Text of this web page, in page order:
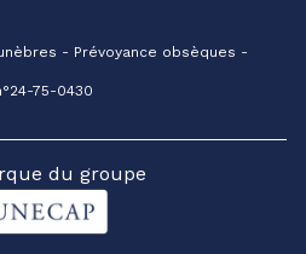
- Prévoyance obsèques -
75-0430
du groupe